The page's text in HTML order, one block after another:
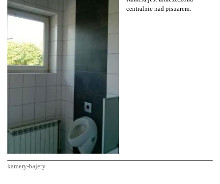
centralnie nad pisuarem.
kamery-bajery